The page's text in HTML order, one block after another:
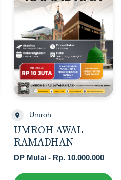
Umroh
UMROH AWAL
RAMADHAN
DP Mulai - Rp. 10.000.000